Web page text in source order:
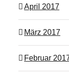
April 2017
März 2017
Februar